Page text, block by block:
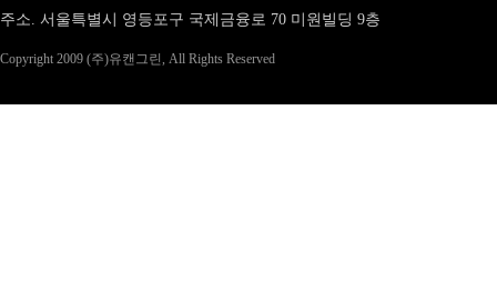
주소. 서울특별시 영등포구 국제금융로 70 미원빌딩 9층
Copyright 2009 (주)유캔그린, All Rights Reserved